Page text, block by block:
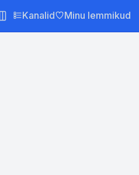
Kanalid Minu lemmikud